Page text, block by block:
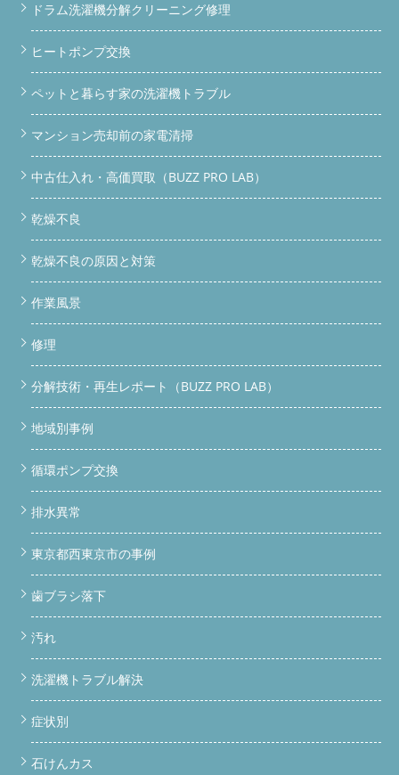
ドラム洗濯機分解クリーニング修理
ヒートポンプ交換
ペットと暮らす家の洗濯機トラブル
マンション売却前の家電清掃
中古仕入れ・高価買取（BUZZ PRO LAB）
乾燥不良
乾燥不良の原因と対策
作業風景
修理
分解技術・再生レポート（BUZZ PRO LAB）
地域別事例
循環ポンプ交換
排水異常
東京都西東京市の事例
歯ブラシ落下
汚れ
洗濯機トラブル解決
症状別
石けんカス